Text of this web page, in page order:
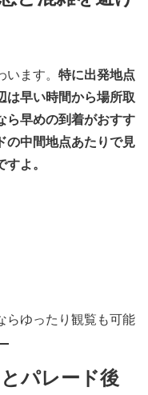
ます。 特に出発地点
は早い時間から場所取
ら早めの到着がおすす
の中間地点あたりで見
よ。
らゆったり観覧も可能
パレード後